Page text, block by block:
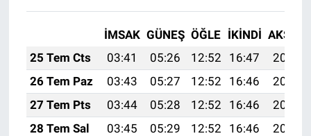
İMSAK GÜNEŞ ÖĞLE İKINDI AKŞAM
25 Tem Cts
03:41 05:26 12:52 16:47
20:09
26 Tem Paz
03:43 05:27 12:52 16:46
20:08
27 Tem Pts
03:44 05:28 12:52 16:46
20:07
28 Tem Sal
03:45 05:29 12:52 16:46
20:06